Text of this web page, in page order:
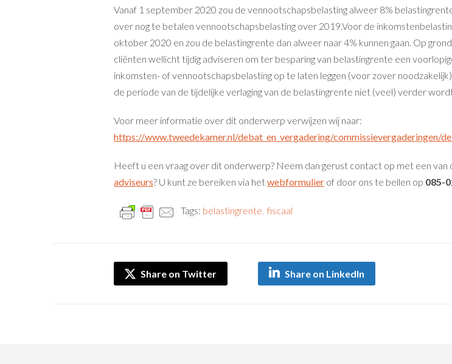
Vanaf 1 september 2020 zou de vennootschapsbelasting alweer 8%
over nog te betalen vennootschapsbelasting over 2019.Voor de
oktober 2020 en zou de belastingrente dan alweer naar 4% kunnen gaan. Op
cliënten wellicht tijdig adviseren om ter besparing van belastingrente een
inkomsten- of vennootschapsbelasting op te laten leggen (voor zover
de periode van de tijdelijke verlaging van de belastingrente niet (veel) verder
Voor meer informatie over dit onderwerp verwijzen wij naar:
https://www.tweedekamer.nl/debat_en_vergadering/commissievergaderingen/
Heeft u een vraag over dit onderwerp? Neem dan gerust contact op met een van
adviseurs? U kunt ze bereiken via hetwebformulier of door ons te bellen op 085-
Tags: belastingrente fiscaal
Share on Twitter Share on LinkedIn